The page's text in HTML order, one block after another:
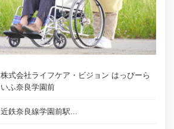
株式会社ライフケア・ビジョン はっぴーら
いふ奈良学園前
近鉄奈良線学園前駅...